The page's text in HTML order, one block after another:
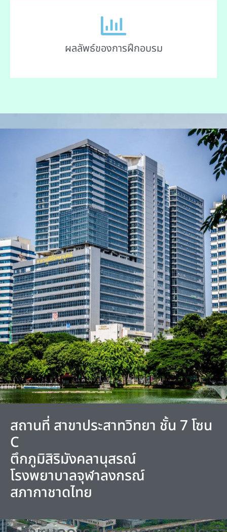
ผลลัพธ์ของการฝึกอบรม
สถานที่ สาขาประสาทวิทยา ชั้น 7 โซน
C
ตึกภูมิสิริมังคลานุสรณ์
โรงพยาบาลจุฬาลงกรณ์
สภากาชาดไทย